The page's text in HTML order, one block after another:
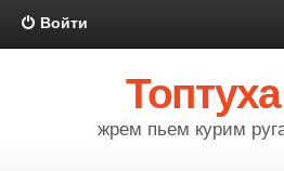
Войти
жрем пьем курим